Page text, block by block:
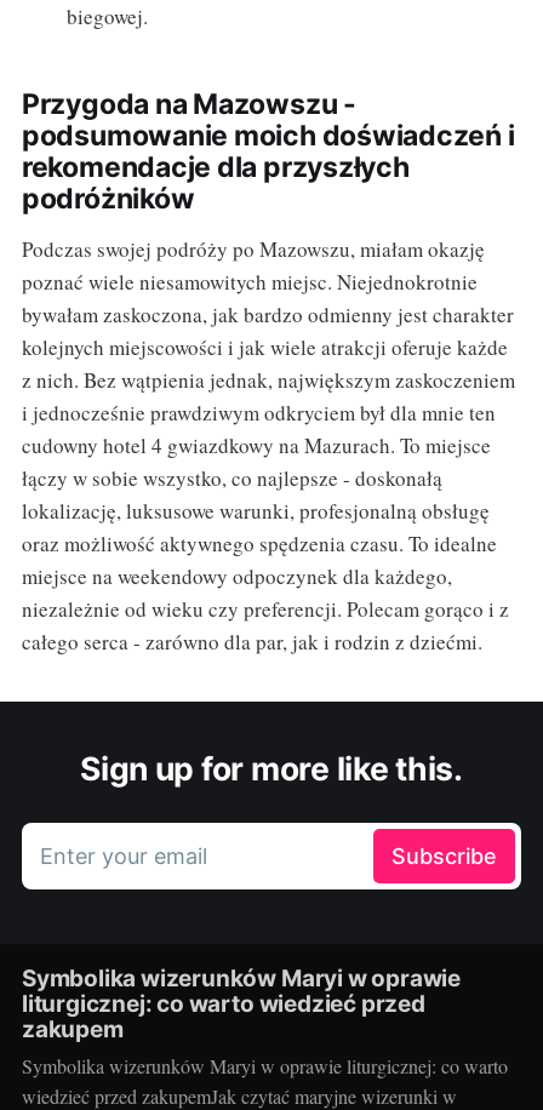
biegowej.
Przygoda na Mazowszu -
podsumowanie moich doświadczeń i
rekomendacje dla przyszłych
podróżników
Podczas swojej podróży po Mazowszu, miałam okazję
poznać wiele niesamowitych miejsc. Niejednokrotnie
bywałam zaskoczona, jak bardzo odmienny jest charakter
kolejnych miejscowości i jak wiele atrakcji oferuje każde
z nich. Bez wątpienia jednak, największym zaskoczeniem
i jednocześnie prawdziwym odkryciem był dla mnie ten
cudowny hotel 4 gwiazdkowy na Mazurach. To miejsce
łączy w sobie wszystko, co najlepsze - doskonałą
lokalizację, luksusowe warunki, profesjonalną obsługę
oraz możliwość aktywnego spędzenia czasu. To idealne
miejsce na weekendowy odpoczynek dla każdego,
niezależnie od wieku czy preferencji. Polecam gorąco i z
całego serca - zarówno dla par, jak i rodzin z dziećmi.
Sign up for more like this.
Enter your email Subscribe
Symbolika wizerunków Maryi w oprawie
liturgicznej: co warto wiedzieć przed
zakupem
Symbolika wizerunków Maryi w oprawie liturgicznej: co warto
wiedzieć przed zakupemJak czytać maryjne wizerunki w